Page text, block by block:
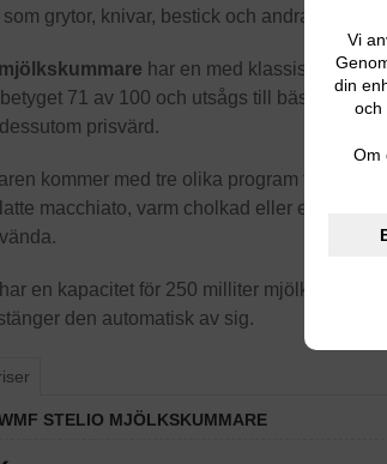
Vi
din
och
Om
grytor, knivar, bestick och andra
har en med klassisk och
71 av 100 och utsågs till bäst i test.
prisvärd.
kommer med tre olika program för
macchiato, varm cholkad eller en iskall
en kapacitet för 250 milliter mjölk. En
den automatisk av sig.
STELIO MJÖLKSKUMMARE